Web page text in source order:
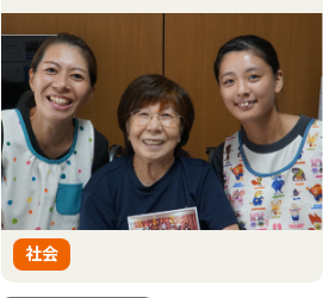
社会